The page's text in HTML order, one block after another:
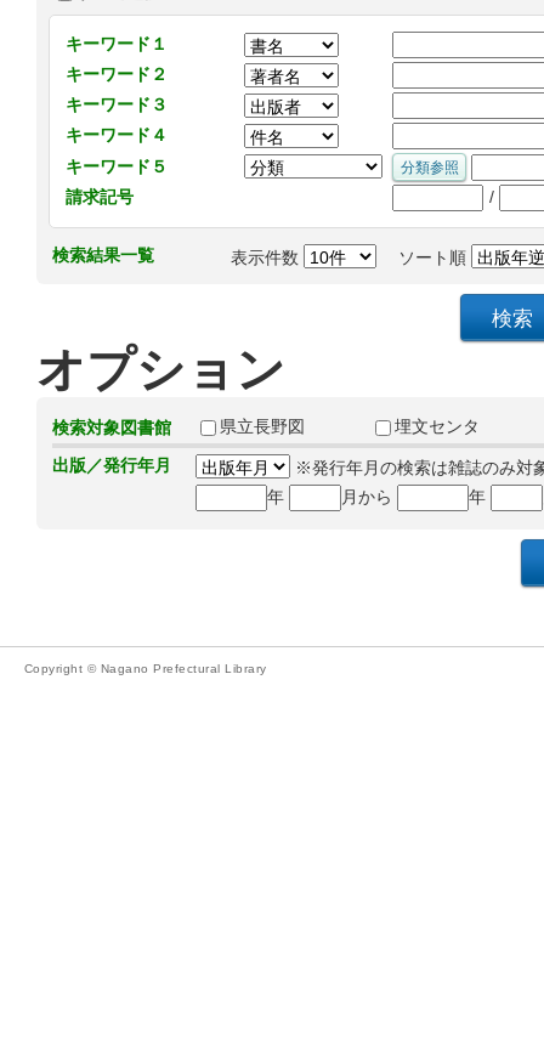
キーワード１
キーワード２
キーワード３
キーワード４
キーワード５
請求記号
/
検索結果一覧 表示件数 ソート順
オプション
検索対象図書館 県立長野図
埋文センタ
出版／発行年月
※発行年月の検索は雑誌のみ対
年
月から 年
Copyright © Nagano Prefectural Library